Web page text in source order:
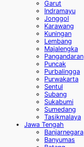
Garut
Indramayu
Jonggol
Karawang
Kuningan
Lembang
Majalengka
Pangandaran
Puncak
Purbalingga
Purwakarta
Sentul
Subang
Sukabumi
Sumedang
Tasikmalaya
Jawa Tengah
Banjarnegara
Banyumas